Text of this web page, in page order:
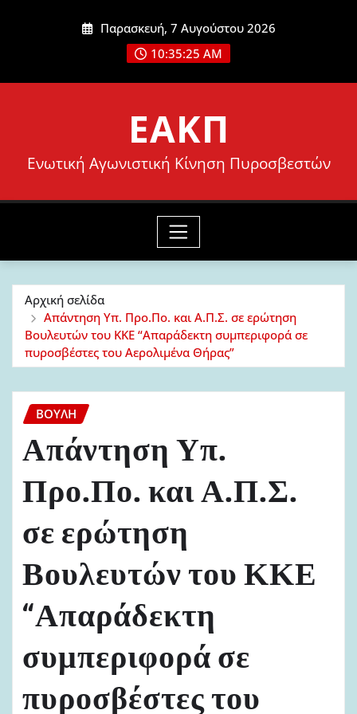
Παρασκευή, 7 Αυγούστου 2026
10:35:27 AM
ΕΑΚΠ
Ενωτική Αγωνιστική Κίνηση Πυροσβεστών
Αρχική σελίδα
Απάντηση Υπ. Προ.Πο. και Α.Π.Σ. σε ερώτηση
Βουλευτών του ΚΚΕ “Απαράδεκτη συμπεριφορά σε
πυροσβέστες του Αερολιμένα Θήρας”
ΒΟΥΛΉ
Απάντηση Υπ.
Προ.Πο. και Α.Π.Σ.
σε ερώτηση
Βουλευτών του ΚΚΕ
“Απαράδεκτη
συμπεριφορά σε
πυροσβέστες του